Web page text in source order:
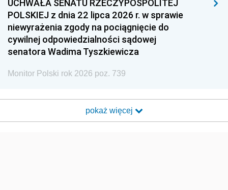
UCHWAŁA SENATU RZECZYPOSPOLITEJ
POLSKIEJ z dnia 22 lipca 2026 r. w sprawie
niewyrażenia zgody na pociągnięcie do
cywilnej odpowiedzialności sądowej
senatora Wadima Tyszkiewicza
Monitor Polski rok 2026 poz. 739
pokaż więcej